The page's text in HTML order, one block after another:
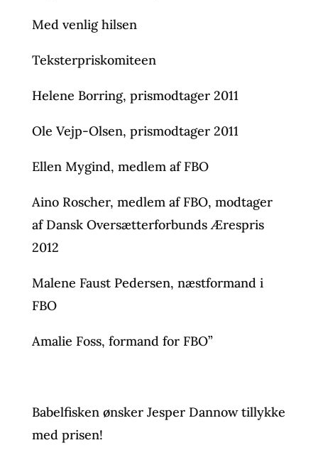
Med venlig hilsen
Teksterpriskomiteen
Helene Borring, prismodtager 2011
Ole Vejp-Olsen, prismodtager 2011
Ellen Mygind, medlem af FBO
Aino Roscher, medlem af FBO, modtager
af Dansk Oversætterforbunds Ærespris
2012
Malene Faust Pedersen, næstformand i
FBO
Amalie Foss, formand for FBO”
Babelfisken ønsker Jesper Dannow tillykke
med prisen!